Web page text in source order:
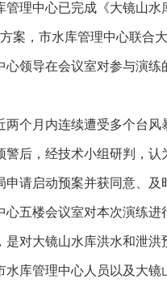
管理中心已完成《大镜山
，市水库管理中心联合
领导在会议室对参与演
月内连续遭受多个台风
警后，经技术小组研判，
申请启动预案并获同意、
心五楼会议室对本次演练进
大镜山水库洪水和泄洪
库管理中心人员以及大